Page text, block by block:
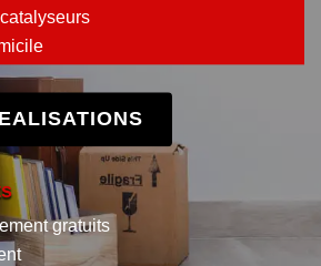
gratuits